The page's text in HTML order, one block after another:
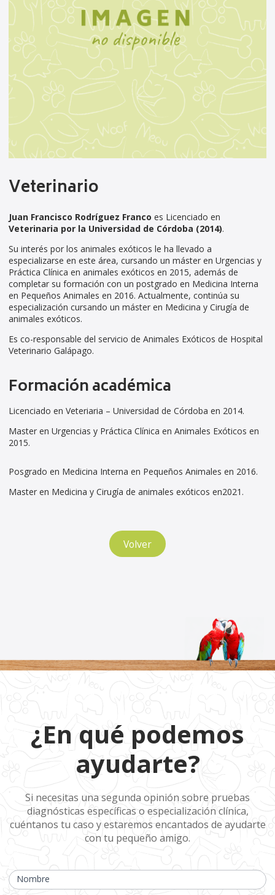
Veterinario
Juan Francisco Rodríguez Franco es Licenciado en
Veterinaria por la Universidad de Córdoba (2014).
Su interés por los animales exóticos le ha llevado a
especializarse en este área, cursando un máster en Urgencias y
Práctica Clínica en animales exóticos en 2015, además de
completar su formación con un postgrado en Medicina Interna
en Pequeños Animales en 2016. Actualmente, continúa su
especialización cursando un máster en Medicina y Cirugía de
animales exóticos.
Es co-responsable del servicio de Animales Exóticos de Hospital
Veterinario Galápago.
Formación académica
Licenciado en Veteriaria – Universidad de Córdoba en 2014.
Master en Urgencias y Práctica Clínica en Animales Exóticos en
2015.
Posgrado en Medicina Interna en Pequeños Animales en 2016.
Master en Medicina y Cirugía de animales exóticos en2021.
Volver
podemos
ayudarte?¿En qué podemos
ayudarte?
Si necesitas una segunda opinión sobre pruebas
diagnósticas específicas o especialización clínica,
cuéntanos tu caso y estaremos encantados de ayudarte
con tu pequeño amigo.
Nombre
eres
humano,